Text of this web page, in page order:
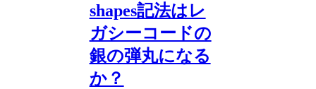
shapes記法はレ
ガシーコードの
銀の弾丸になる
か？